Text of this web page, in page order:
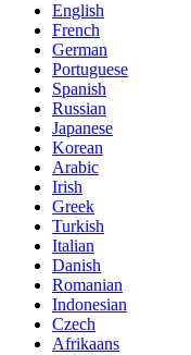
English
French
German
Portuguese
Spanish
Russian
Japanese
Korean
Arabic
Irish
Greek
Turkish
Italian
Danish
Romanian
Indonesian
Czech
Afrikaans